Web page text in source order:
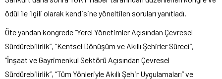
ödül ile ilgili olarak kendisine yöneltilen soruları yanıtladı.
Öte yandan kongrede “Yerel Yönetimler Açısından Çevresel
Sürdürebilirlik”, “Kentsel Dönüşüm ve Akıllı Şehirler Süreci”,
“İnşaat ve Gayrimenkul Sektörü Açısından Çevresel
Sürdürebilirlik”, “Tüm Yönleriyle Akıllı Şehir Uygulamaları” ve